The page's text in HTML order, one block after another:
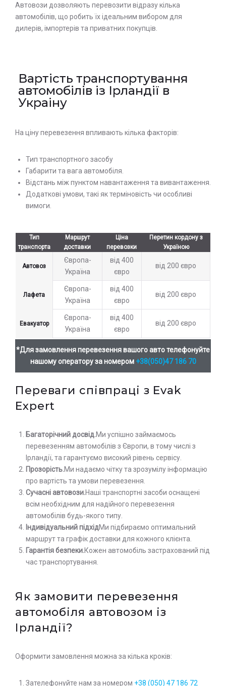
Автовози дозволяють перевозити відразу кілька
автомобілів, що робить їх ідеальним вибором для
дилерів, імпортерів та приватних покупців.
Вартість транспортування
автомобілів із Ірландії в
Украіну
На ціну перевезення впливають кілька факторів:
Тип транспортного засобу
Габарити та вага автомобіля.
Відстань між пунктом навантаження та вивантаження.
Додаткові умови, такі як терміновість чи особливі
вимоги.
Тип
транспорта
Маршрут
доставки
Ціна
перевозки
Перетин кордону з
Україною
Автовоз
Європа-
Україна
від 400
євро
від 200 євро
Лафета
Європа-
Україна
від 400
євро
від 200 євро
Евакуатор
Європа-
Україна
від 400
євро
від 200 євро
*Для замовлення перевезення вашого авто телефонуйте
нашому оператору за номером +38(050)47 186 70
Переваги співпраці з Evak
Expert
Багаторічний досвід.Ми успішно займаємось
перевезенням автомобілів з Європи, в тому числі з
Ірландії, та гарантуємо високий рівень сервісу.
Прозорість.Ми надаємо чітку та зрозумілу інформацію
про вартість та умови перевезення.
Сучасні автовози.Наші транспортні засоби оснащені
всім необхідним для надійного перевезення
автомобілів будь-якого типу.
Індивідуальний підхідМи підбираємо оптимальний
маршрут та графік доставки для кожного клієнта.
Гарантія безпеки.Кожен автомобіль застрахований під
час транспортування.
Як замовити перевезення
автомобіля автовозом із
Ірландії?
Оформити замовлення можна за кілька кроків:
Зателефонуйте нам за номером +38 (050) 47 186 72